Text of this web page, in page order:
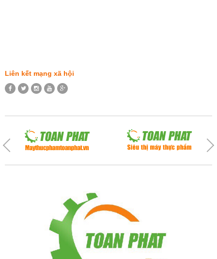
Liên kết mạng xã hội